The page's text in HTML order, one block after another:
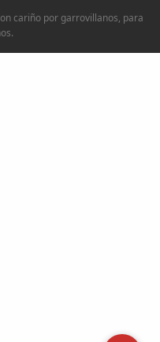
cariño por garrovillanos, para